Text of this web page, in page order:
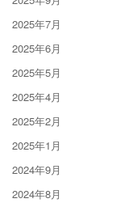
2025年7月
2025年6月
2025年5月
2025年4月
2025年2月
2025年1月
2024年9月
2024年8月